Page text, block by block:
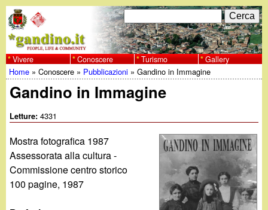
al
contenuto
principale
w
w
w
.
g
F
o
r
m
d
r
C
e
r
c
a
Vivere Conoscere Turismo Gallery
Tu
sei
qui
Home »Conoscere » Pubblicazioni »Gandino in Immagine
Gandino in Immagine
Letture:4331
Mostra fotografica 1987
Assessorata alla cultura -
Commissione centro storico
100 pagine, 1987